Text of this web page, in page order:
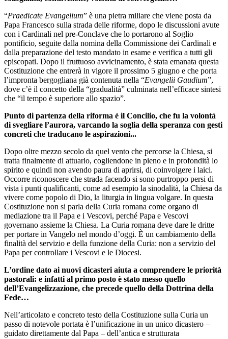
“Praedicate Evangelium” è una pietra miliare che viene posta da
Papa Francesco sulla strada delle riforme, dopo le discussioni avute
con i Cardinali nel pre-Conclave che lo portarono al Soglio
pontificio, seguite dalla nomina della Commissione dei Cardinali e
dalla preparazione del testo mandato in esame e verifica a tutti gli
episcopati. Dopo il fruttuoso avvicinamento, è stata emanata questa
Costituzione che entrerà in vigore il prossimo 5 giugno e che porta
l’impronta bergogliana già contenuta nella “Evangelii Gaudium”,
dove c’è il concetto della “gradualità” culminata nell’efficace sintesi
che “il tempo è superiore allo spazio”.
Punto di partenza della riforma è il Concilio, che fu la volontà
di svegliare l’aurora, varcando la soglia della speranza con gesti
concreti che traducano le aspirazioni...
Dopo oltre mezzo secolo da quel vento che percorse la Chiesa, si
tratta finalmente di attuarlo, cogliendone in pieno e in profondità lo
spirito e quindi non avendo paura di aprirsi, di coinvolgere i laici.
Occorre riconoscere che strada facendo si sono purtroppo persi di
vista i punti qualificanti, come ad esempio la sinodalità, la Chiesa da
vivere come popolo di Dio, la liturgia in lingua volgare. In questa
Costituzione non si parla della Curia romana come organo di
mediazione tra il Papa e i Vescovi, perché Papa e Vescovi
governano assieme la Chiesa. La Curia romana deve dare le dritte
per portare in Vangelo nel mondo d’oggi. È un cambiamento della
finalità del servizio e della funzione della Curia: non a servizio del
Papa per controllare i Vescovi e le Diocesi.
L’ordine dato ai nuovi dicasteri aiuta a comprendere le priorità
pastorali: e infatti al primo posto è stato messo quello
dell’Evangelizzazione, che precede quello della Dottrina della
Fede…
Nell’articolato e concreto testo della Costituzione sulla Curia un
passo di notevole portata è l’unificazione in un unico dicastero –
guidato direttamente dal Papa – dell’antica e strutturata